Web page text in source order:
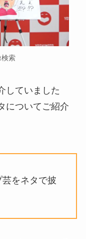
検索
していました
についてご紹介
をネタで披